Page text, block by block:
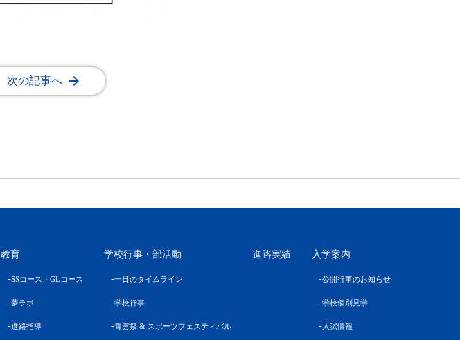
次の記事へ
教育
SSコース・GLコース
夢ラボ
進路指導
学校行事・部活動
一日のタイムライン
学校行事
青雲祭 & スポーツフェスティバル
進路実績 入学案内
公開行事のお知らせ
学校個別見学
入試情報